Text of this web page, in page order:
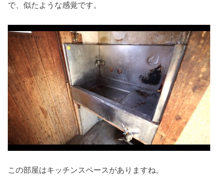
で、似たような感覚です。
この部屋はキッチンスペースがありますね。